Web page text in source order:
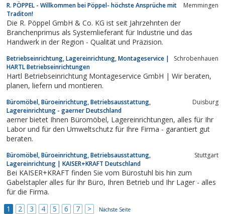
Betriebseinrichtungen und Lagertechnik in Villingen
Schwenningen.
R. PÖPPEL - Willkommen bei Pöppel- höchste Ansprüche mit
Traditon!
Memmingen
Die R. Pöppel GmbH & Co. KG ist seit Jahrzehnten der
Branchenprimus als Systemlieferant für Industrie und das
Handwerk in der Region - Qualität und Präzision.
Betriebseinrichtung, Lagereinrichtung, Montageservice |
HARTL Betriebseinrichtungen
Schrobenhauen
Hartl Betriebseinrichtung Montageservice GmbH | Wir beraten,
planen, liefern und montieren.
Büromöbel, Büroeinrichtung, Betriebsausstattung,
Lagereinrichtung - gaerner Deutschland
Duisburg
aerner bietet Ihnen Büromöbel, Lagereinrichtungen, alles für Ihr
Labor und für den Umweltschutz für Ihre Firma - garantiert gut
beraten.
Büromöbel, Büroeinrichtung, Betriebsausstattung,
Lagereinrichtung | KAISER+KRAFT Deutschland
Stuttgart
Bei KAISER+KRAFT finden Sie vom Bürostuhl bis hin zum
Gabelstapler alles für Ihr Büro, Ihren Betrieb und Ihr Lager - alles
für die Firma.
1
2 3 4 5 6 7 > Nächste Seite